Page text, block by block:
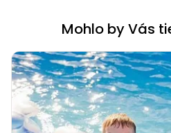
Mohlo by Vás